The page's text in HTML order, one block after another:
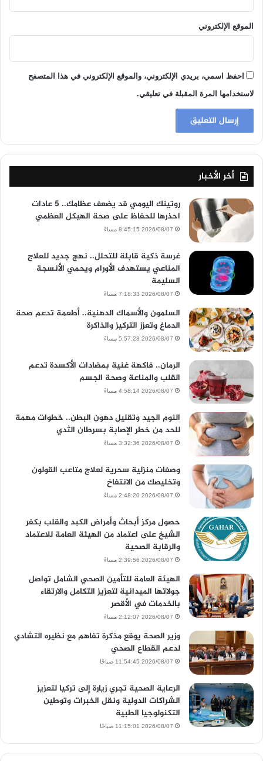
الموقع الإلكتروني
احفظ اسمي، بريدي الإلكتروني، والموقع الإلكتروني في هذا المتصفح
لاستخدامها المرة المقبلة في تعليقي.
أخر الأخبار
روتينك اليومي قد يضعف عظامك.. 5 عادات
احذرها للحفاظ على صحة الهيكل العظمي
2026/08/07 8:45:15 مساءً
غرسة ذكية قابلة للتحلل.. نهج جديد للعلاج
المناعي يستهدف الأورام ويحمي الأنسجة
السليمة
2026/08/07 7:18:33 مساءً
السلمون والأسماك الدهنية.. أطعمة تدعم صحة
الدماغ وتعزز التركيز والذاكرة
2026/08/07 5:57:28 مساءً
الرمان.. فاكهة غنية بمضادات الأكسدة تدعم
القلب والمناعة وصحة الجسم
2026/08/07 4:58:14 مساءً
النوم الجيد وتقليل دهون البطن.. خطوات مهمة
للحد من خطر الإصابة بسرطان الثدي
2026/08/07 3:32:36 مساءً
وصفات منزلية سحرية لعلاج متاعب القولون
وتخليصك من الانتفاخ
2026/08/07 2:48:20 مساءً
حصول مركز أبحاث وأمراض الكبد والقلب بكفر
الشيخ على اعتماد من الهيئة العامة للاعتماد
والرقابة الصحية
2026/08/07 2:39:56 مساءً
الهيئة العامة للتأمين الصحي الشامل تواصل
جولاتها الميدانية لتعزيز التكامل والارتقاء
بالخدمات في الأقصر
2026/08/07 2:12:07 مساءً
وزير الصحة يوقع مذكرة تفاهم مع نظيره التشادي
لدعم القطاع الصحي
2026/08/07 11:54:45 صباحًا
الرعاية الصحية تجري زيارة إلى تركيا لتعزيز
الشراكات الدولية ونقل الخبرات وتوطين
التكنولوجيا الطبية
2026/08/07 11:15:01 صباحًا